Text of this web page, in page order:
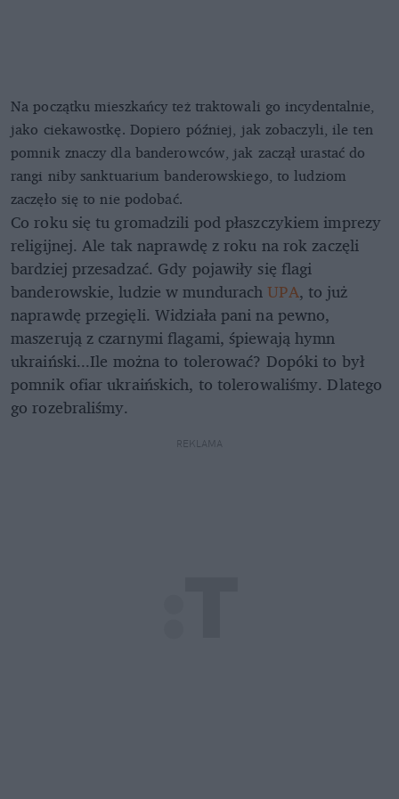
Na początku mieszkańcy też traktowali go incydentalnie,
jako ciekawostkę. Dopiero później, jak zobaczyli, ile ten
pomnik znaczy dla banderowców, jak zaczął urastać do
rangi niby sanktuarium banderowskiego, to ludziom
zaczęło się to nie podobać.
Co roku się tu gromadzili pod płaszczykiem imprezy
religijnej. Ale tak naprawdę z roku na rok zaczęli
bardziej przesadzać. Gdy pojawiły się flagi
banderowskie, ludzie w mundurachUPA, to już
naprawdę przegięli. Widziała pani na pewno,
maszerują z czarnymi flagami, śpiewają hymn
ukraiński...Ile można to tolerować? Dopóki to był
pomnik ofiar ukraińskich, to tolerowaliśmy. Dlatego
go rozebraliśmy.
REKLAMA